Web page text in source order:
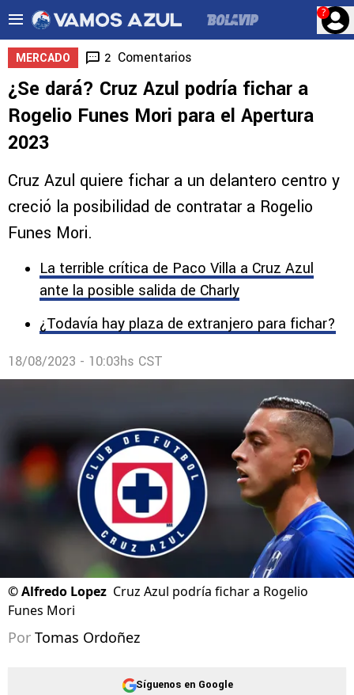
?
MERCADO 2 Comentarios
¿Se dará? Cruz Azul podría fichar a
Rogelio Funes Mori para el Apertura
2023
Cruz Azul quiere fichar a un delantero centro y
creció la posibilidad de contratar a Rogelio
Funes Mori.
La terrible crítica de Paco Villa a Cruz Azul
ante la posible salida de Charly
¿Todavía hay plaza de extranjero para fichar?
18/08/2023 - 10:03hs CST
©Alfredo Lopez Cruz Azul podría fichar a Rogelio
Funes Mori
Por Tomas Ordoñez
Síguenos en Google